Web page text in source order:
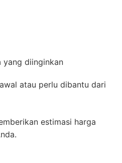
yang diinginkan
atau perlu dibantu dari
estimasi harga